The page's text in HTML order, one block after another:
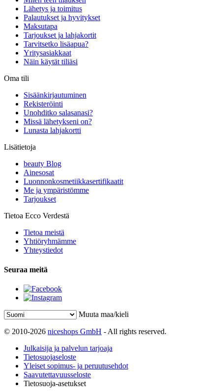
Lähetys ja toimitus
Palautukset ja hyvitykset
Maksutapa
Tarjoukset ja lahjakortit
Tarvitsetko lisäapua?
Yritysasiakkaat
Näin käytät tiliäsi
Oma tili
Sisäänkirjautuminen
Rekisteröinti
Unohditko salasanasi?
Missä lähetykseni on?
Lunasta lahjakortti
Lisätietoja
beauty Blog
Ainesosat
Luonnonkosmetiikkasertifikaatit
Me ja ympäristömme
Tarjoukset
Tietoa Ecco Verdestä
Tietoa meistä
Yhtiöryhmämme
Yhteystiedot
Seuraa meitä
Muuta maa/kieli
© 2010-2026 niceshops GmbH - All rights reserved.
Julkaisija ja palvelun tarjoaja
Tietosuojaseloste
Yleiset sopimus- ja peruutusehdot
Saavutettavuusseloste
Tietosuoja-asetukset